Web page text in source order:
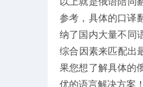
参考，具体的口译
纳了国内大量不同
综合因素来匹配出
果您想了解具体的
优的语言解决方案！